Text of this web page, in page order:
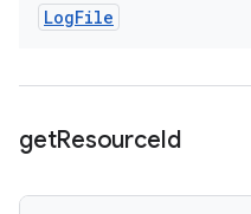
LogFile
getResourceId